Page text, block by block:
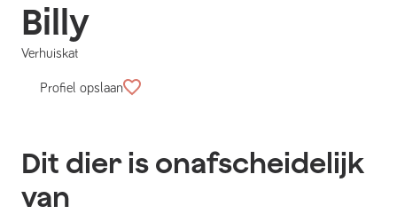
Billy
Verhuiskat
Profiel opslaan
Dit dier is onafscheidelijk
van